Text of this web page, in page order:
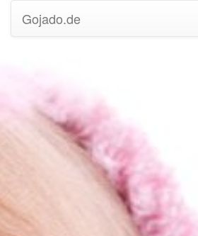
Gojado.de